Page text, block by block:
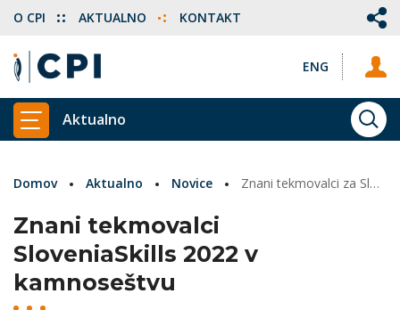
ENG
O CPI AKTUALNO KONTAKT
PRIKAŽI GLAVNI MENI
Aktualno
Domov Aktualno Novice Znani tekmovalci za SloveniaSkills 2022 v kamnoseštvu
Znani tekmovalci
SloveniaSkills 2022 v
kamnoseštvu